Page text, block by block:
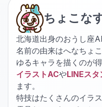
ちょこな
北海道出身のおうし座
名前の由来はへなちょこ
ゆるキャラを描くのが
イラストACやLINEスタ
ます。
特技はたくさんのイラ